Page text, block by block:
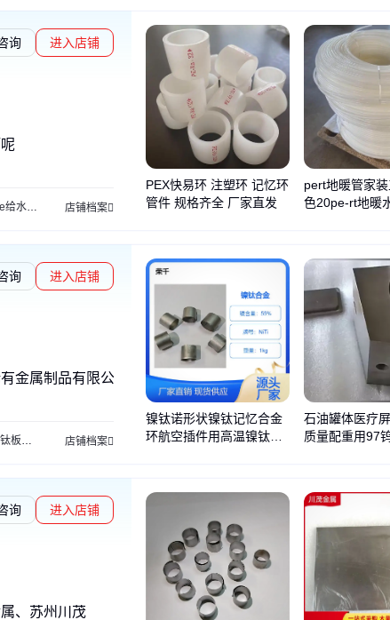
询 进入店铺
给水管 复合管材 聚乙烯管材 pert热水供暖管
店铺档案
PEX快易环 注塑环 记忆环
管件 规格齐全 厂家直发
pert地暖管家
色20pe-rt地暖
询 进入店铺
金属制品有限公司、高温合金
板 钨坩埚 镁合金 镁板材 钛ta1板 管铌棒 钛带tc4 合金板 棒铌管 钛板ta3
店铺档案
镍钛诺形状镍钛记忆合金
环航空插件用高温镍钛收
石油罐体医疗
质量配重用97
询 进入店铺
、苏州川茂